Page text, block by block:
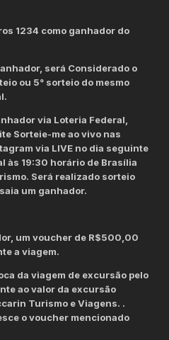
1234 como ganhador do
será Considerado o
ou 5° sorteio do mesmo
via Loteria Federal,
Sorteie-me ao vivo nas
via LIVE no dia seguinte
às 19:30 horário de Brasília
Será realizado sorteio
um ganhador.
um voucher de R$500,00
a viagem.
da viagem de excursão pelo
ao valor da excursão
Turismo e Viagens. .
o voucher mencionado